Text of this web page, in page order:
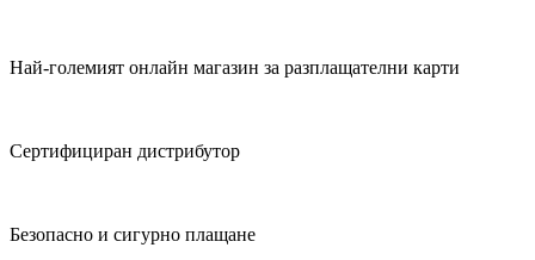
Най-големият онлайн магазин за разплащателни карти
Сертифициран дистрибутор
Безопасно и сигурно плащане